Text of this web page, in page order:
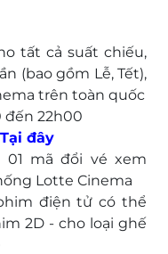
TP.Huế, T.Thừa
Thánh Tông,
Phú, Q.Cái
Mậu Thân, P.An
tuyệt đối bên
thân.
trải nghiệm
cho khách hàng,
ngừng để đem
tấn nhanh nhất.
chỉ được xem
nghiệm các dịch
tất cả suất chiếu,
(bao gồm Lễ, Tết),
trên toàn quốc
đến 22h00
Tại đây
01 mã đổi vé xem
Lotte Cinema
điện tử có thể
2D - cho loại ghế